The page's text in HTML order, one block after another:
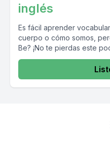
inglés
Es fácil aprender
cuerpo o cómo somos,
Be? ¡No te pierdas este